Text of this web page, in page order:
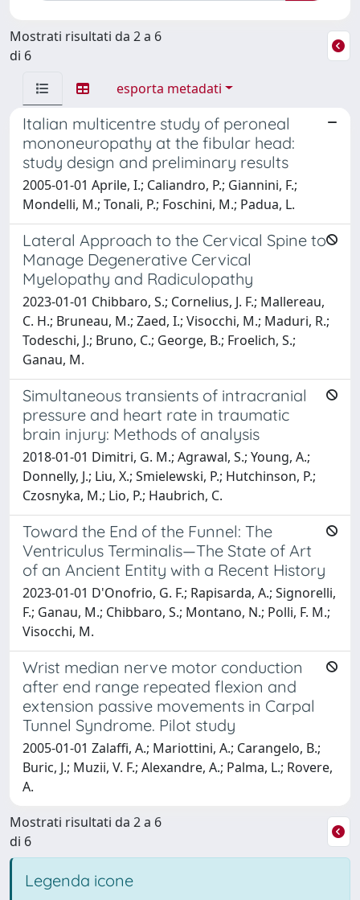
Mostrati risultati da 2 a 6
di 6
esporta metadati
Italian multicentre study of peroneal
mononeuropathy at the fibular head:
study design and preliminary results
2005-01-01 Aprile, I.; Caliandro, P.; Giannini, F.;
Mondelli, M.; Tonali, P.; Foschini, M.; Padua, L.
Lateral Approach to the Cervical Spine to
Manage Degenerative Cervical
Myelopathy and Radiculopathy
2023-01-01 Chibbaro, S.; Cornelius, J. F.; Mallereau,
C. H.; Bruneau, M.; Zaed, I.; Visocchi, M.; Maduri, R.;
Todeschi, J.; Bruno, C.; George, B.; Froelich, S.;
Ganau, M.
Simultaneous transients of intracranial
pressure and heart rate in traumatic
brain injury: Methods of analysis
2018-01-01 Dimitri, G. M.; Agrawal, S.; Young, A.;
Donnelly, J.; Liu, X.; Smielewski, P.; Hutchinson, P.;
Czosnyka, M.; Lio, P.; Haubrich, C.
Toward the End of the Funnel: The
Ventriculus Terminalis—The State of Art
of an Ancient Entity with a Recent History
2023-01-01 D'Onofrio, G. F.; Rapisarda, A.; Signorelli,
F.; Ganau, M.; Chibbaro, S.; Montano, N.; Polli, F. M.;
Visocchi, M.
Wrist median nerve motor conduction
after end range repeated flexion and
extension passive movements in Carpal
Tunnel Syndrome. Pilot study
2005-01-01 Zalaffi, A.; Mariottini, A.; Carangelo, B.;
Buric, J.; Muzii, V. F.; Alexandre, A.; Palma, L.; Rovere,
A.
Mostrati risultati da 2 a 6
di 6
Legenda icone